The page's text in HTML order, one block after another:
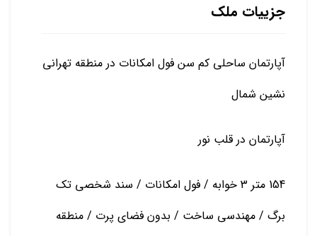
جزییات ملک
آپارتمان ساحلی کم سن فول امکانات در منطقه تهرانی
نشین شمال
آپارتمان در قلب نور
154 متر 3 خوابه / فول امکانات / سند شخصی تک
برگ / مهندسی ساخت / بدون فضای پرت / منطقه